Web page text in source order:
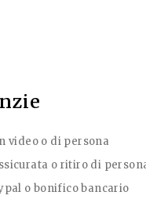
video o di persona
o ritiro di
o bonifico bancario